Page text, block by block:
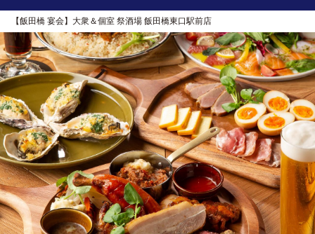
【飯田橋 宴会】大衆＆個室 祭酒場 飯田橋東口駅前店